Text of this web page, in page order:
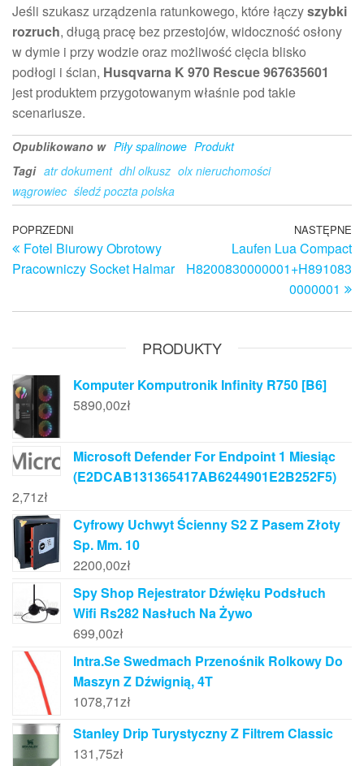
Jeśli szukasz urządzenia ratunkowego, które łączyszybki
rozruch, długą pracę bez przestojów, widoczność osłony
w dymie i przy wodzie oraz możliwość cięcia blisko
podłogi i ścian, Husqvarna K 970 Rescue 967635601
jest produktem przygotowanym właśnie pod takie
scenariusze.
Opublikowano w Piły spalinowe Produkt
Tagi atr dokument dhl olkusz olx nieruchomości
wągrowiec śledź poczta polska
Nawigacja
wpisu
Poprzedni
wpis
POPRZEDNI
Fotel Biurowy Obrotowy
Pracowniczy Socket Halmar
NASTĘPNE
Laufen Lua Compact
H8200830000001+H891083
0000001
PRODUKTY
Komputer Komputronik Infinity R750 [B6]
5890,00zł
Microsoft Defender For Endpoint 1 Miesiąc
(E2DCAB131365417AB6244901E2B252F5)
2,71zł
Cyfrowy Uchwyt Ścienny S2 Z Pasem Złoty
Sp. Mm. 10
2200,00zł
Spy Shop Rejestrator Dźwięku Podsłuch
Wifi Rs282 Nasłuch Na Żywo
699,00zł
Intra.Se Swedmach Przenośnik Rolkowy Do
Maszyn Z Dźwignią, 4T
1078,71zł
Stanley Drip Turystyczny Z Filtrem Classic
131,75zł